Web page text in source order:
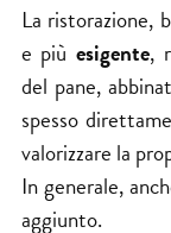
La ristorazione,
e più esigente,
del pane,
spesso
valorizzare la
In generale,
aggiunto.